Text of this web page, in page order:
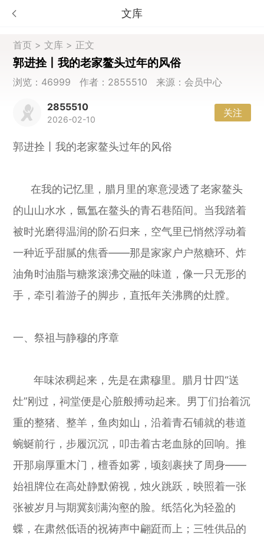
文库
首页 >文库 > 正文
郭进拴丨我的老家鳌头过年的风俗
浏览：46999 作者：2855510 来源：会员中心
2855510
2026-02-10
关注
郭进拴丨我的老家鳌头过年的风俗
在我的记忆里，腊月里的寒意浸透了老家鳌头
的山山水水，氤氲在鳌头的青石巷陌间。当我踏着
被时光磨得温润的阶石归来，空气里已悄然浮动着
一种近乎甜腻的焦香——那是家家户户熬糖环、炸
油角时油脂与糖浆滚沸交融的味道，像一只无形的
手，牵引着游子的脚步，直抵年关沸腾的灶膛。
一、祭祖与静穆的序章
年味浓稠起来，先是在肃穆里。腊月廿四“送
灶”刚过，祠堂便是心脏般搏动起来。男丁们抬着沉
重的整猪、整羊，鱼肉如山，沿着青石铺就的巷道
蜿蜒前行，步履沉沉，叩击着古老血脉的回响。推
开那扇厚重木门，檀香如雾，顷刻裹挟了周身——
始祖牌位在高处静默俯视，烛火跳跃，映照着一张
张被岁月与期冀刻满沟壑的脸。纸箔化为轻盈的
蝶，在肃然低语的祝祷声中翩跹而上；三牲供品的